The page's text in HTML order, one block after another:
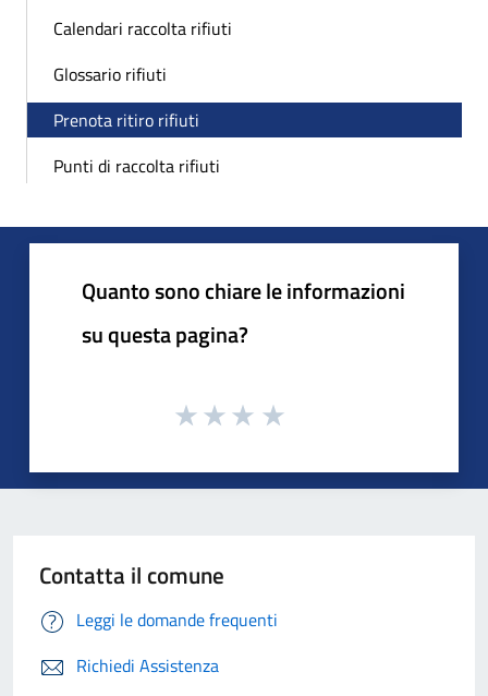
Calendari raccolta rifiuti
Glossario rifiuti
Prenota ritiro rifiuti
Punti di raccolta rifiuti
Quanto sono chiare le informazioni
su questa pagina?
Contatta il comune
Leggi le domande frequenti
Richiedi Assistenza